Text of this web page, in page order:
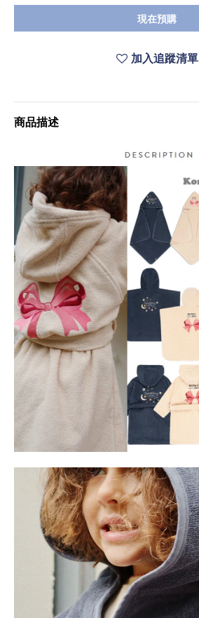
現在預購
加入追蹤清單
商品描述